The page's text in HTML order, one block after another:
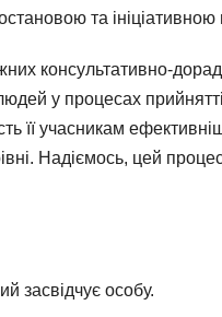
та ініціативною
консультативно-
у процесах
учасникам
Надіємось, цей
засвідчує особу.